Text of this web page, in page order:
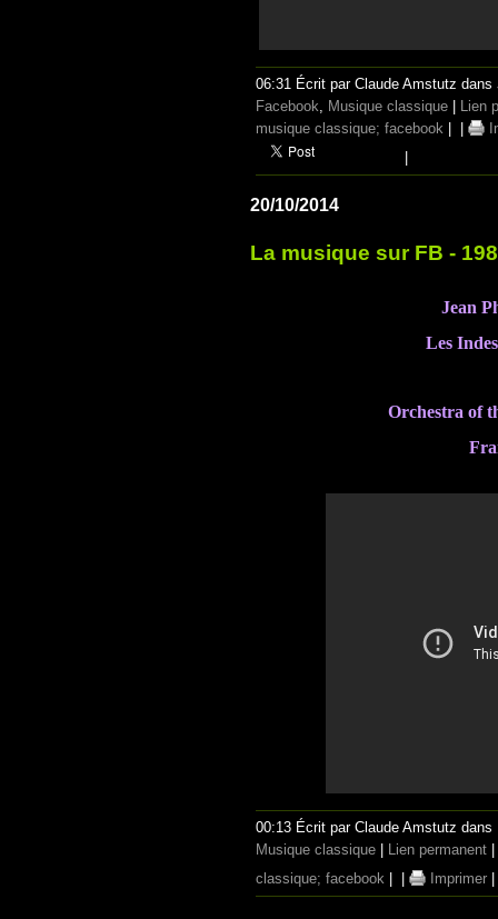
06:31 Écrit par Claude Amstutz dans
Facebook, Musique classique
Lien
musique classique; facebook
20/10/2014
La musique sur FB -
Jean
Les
Orchestra of
00:13 Écrit par Claude Amstutz dans
Musique classique
Lien permanent
classique; facebook
Imprimer